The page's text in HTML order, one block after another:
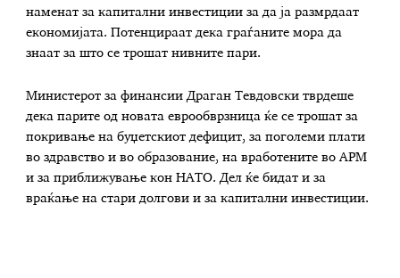
наменат за капитални инвестиции за да ја размрдаат
економијата. Потенцираат дека граѓаните мора да
знаат за што се трошат нивните пари.
Министерот за финансии Драган Тевдовски тврдеше
дека парите од новата еврообврзница ќе се трошат за
покривање на буџетскиот дефицит, за поголеми плати
во здравство и во образование, на вработените во АРМ
и за приближување кон НАТО. Дел ќе бидат и за
враќање на стари долгови и за капитални инвестиции.